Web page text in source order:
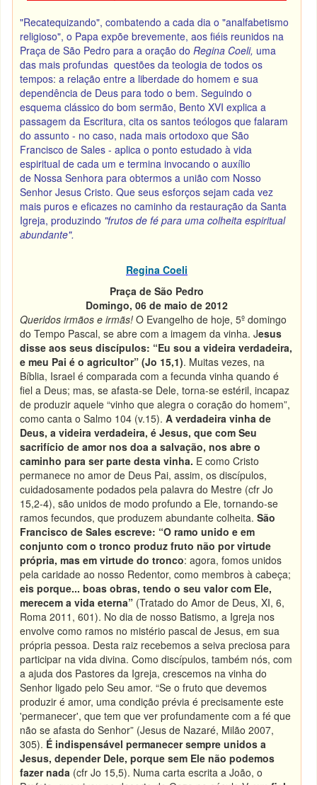
"Recatequizando", combatendo a cada dia o "analfabetismo
religioso", o Papa expõe brevemente, aos fiéis reunidos na
Praça de São Pedro para a oração doRegina Coeli, uma
das mais profundas questões da teologia de todos os
tempos: a relação entre a liberdade do homem e sua
dependência de Deus para todo o bem.Seguindo o
esquema clássico do bom sermão, Bento XVI explica a
passagem da Escritura, cita os santos teólogos que falaram
do assunto - no caso, nada mais ortodoxo que São
Francisco de Sales - aplica o ponto estudado à vida
espiritual de cada um e termina invocando o auxílio
de Nossa Senhora para obtermos a união com Nosso
Senhor Jesus Cristo.Que seus esforços sejam cada vez
mais puros e eficazes no caminho da restauração da Santa
Igreja, produzindo "frutos de fé para uma colheita espiritual
abundante".
Regina Coeli
Praça de São Pedro
Domingo, 06 de maio de 2012
Queridos irmãos e irmãs! O Evangelho de hoje, 5º domingo
do Tempo Pascal, se abre com a imagem da vinha. Jesus
disse aos seus discípulos: “Eu sou a videira verdadeira,
e meu Pai é o agricultor” (Jo 15,1). Muitas vezes, na
Bíblia, Israel é comparada com a fecunda vinha quando é
fiel a Deus; mas, se afasta-se Dele, torna-se estéril, incapaz
de produzir aquele “vinho que alegra o coração do homem”,
como canta o Salmo 104 (v.15).A verdadeira vinha de
Deus, a videira verdadeira, é Jesus, que com Seu
sacrifício de amor nos doa a salvação, nos abre o
caminho para ser parte desta vinha. E como Cristo
permanece no amor de Deus Pai, assim, os discípulos,
cuidadosamente podados pela palavra do Mestre (cfr Jo
15,2-4), são unidos de modo profundo a Ele, tornando-se
ramos fecundos, que produzem abundante colheita.São
Francisco de Sales escreve: “O ramo unido e em
conjunto com o tronco produz fruto não por virtude
própria, mas em virtude do tronco: agora, fomos unidos
pela caridade ao nosso Redentor, como membros à cabeça;
eis porque... boas obras, tendo o seu valor com Ele,
merecem a vida eterna” (Tratado do Amor de Deus, XI, 6,
Roma 2011, 601). No dia de nosso Batismo, a Igreja nos
envolve como ramos no mistério pascal de Jesus, em sua
própria pessoa. Desta raiz recebemos a seiva preciosa para
participar na vida divina. Como discípulos, também nós, com
a ajuda dos Pastores da Igreja, crescemos na vinha do
Senhor ligado pelo Seu amor. “Se o fruto que devemos
produzir é amor, uma condição prévia é precisamente este
'permanecer', que tem que ver profundamente com a fé que
não se afasta do Senhor” (Jesus de Nazaré, Milão 2007,
305). É indispensável permanecer sempre unidos a
Jesus, depender Dele, porque sem Ele não podemos
fazer nada (cfr Jo 15,5). Numa carta escrita a João, o